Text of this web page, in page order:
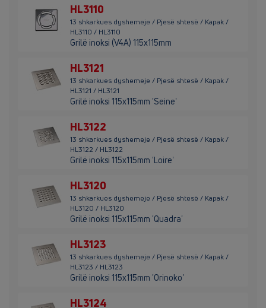
HL3110
13 shkarkues dyshemeje / Pjesë shtesë / Kapak /
HL3110 / HL3110
Grilë inoksi (V4A) 115x115mm
HL3121
13 shkarkues dyshemeje / Pjesë shtesë / Kapak /
HL3121 / HL3121
Grilë inoksi 115x115mm 'Seine'
HL3122
13 shkarkues dyshemeje / Pjesë shtesë / Kapak /
HL3122 / HL3122
Grilë inoksi 115x115mm 'Loire'
HL3120
13 shkarkues dyshemeje / Pjesë shtesë / Kapak /
HL3120 / HL3120
Grilë inoksi 115x115mm 'Quadra'
HL3123
13 shkarkues dyshemeje / Pjesë shtesë / Kapak /
HL3123 / HL3123
Grilë inoksi 115x115mm 'Orinoko'
HL3124